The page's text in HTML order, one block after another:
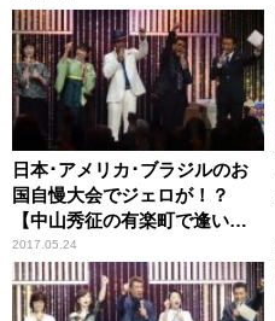
日本･アメリカ･ブラジルのお
国自慢大会でジェロが！？
【中山秀征の有楽町で逢いま
SHOW♪】
2017.05.24